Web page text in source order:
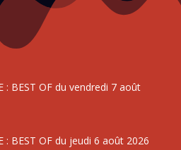
: BEST OF du vendredi 7 août
: BEST OF du jeudi 6 août 2026